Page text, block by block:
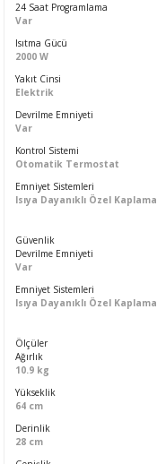
24 Saat Programlama
Var
Isıtma Gücü
2000 W
Yakıt Cinsi
Elektrik
Devrilme Emniyeti
Var
Kontrol Sistemi
Otomatik Termostat
Emniyet Sistemleri
Isıya Dayanıklı Özel Kaplama
Güvenlik
Devrilme Emniyeti
Var
Emniyet Sistemleri
Isıya Dayanıklı Özel Kaplama
Ölçüler
Ağırlık
10.9 kg
Yükseklik
64 cm
Derinlik
28 cm